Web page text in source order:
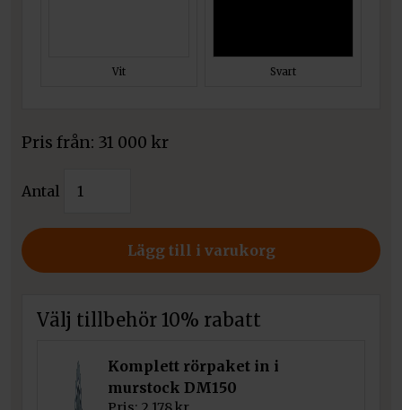
Vit Svart
Pris från: 31 000 kr
Antal
Braskamin
Lägg till i varukorg
Välj tillbehör 10% rabatt
Komplett rörpaket in i
murstock DM150